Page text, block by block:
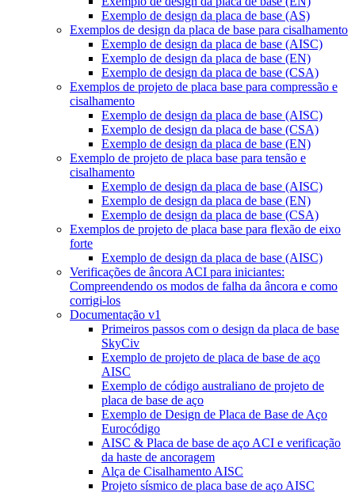
Exemplo de design da placa de base (AS)
Exemplos de design da placa de base para cisalhamento
Exemplo de design da placa de base (AISC)
Exemplo de design da placa de base (EN)
Exemplo de design da placa de base (CSA)
Exemplos de projeto de placa base para compressão e
cisalhamento
Exemplo de design da placa de base (AISC)
Exemplo de design da placa de base (CSA)
Exemplo de design da placa de base (EN)
Exemplo de projeto de placa base para tensão e
cisalhamento
Exemplo de design da placa de base (AISC)
Exemplo de design da placa de base (EN)
Exemplo de design da placa de base (CSA)
Exemplos de projeto de placa base para flexão de eixo
forte
Exemplo de design da placa de base (AISC)
Verificações de âncora ACI para iniciantes:
Compreendendo os modos de falha da âncora e como
corrigi-los
Documentação v1
Primeiros passos com o design da placa de base
SkyCiv
Exemplo de projeto de placa de base de aço
AISC
Exemplo de código australiano de projeto de
placa de base de aço
Exemplo de Design de Placa de Base de Aço
Eurocódigo
AISC & Placa de base de aço ACI e verificação
da haste de ancoragem
Alça de Cisalhamento AISC
Projeto sísmico de placa base de aço AISC